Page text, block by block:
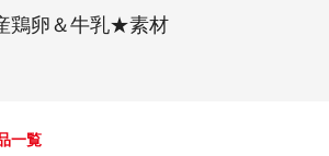
鶏卵＆牛乳★素材
一覧